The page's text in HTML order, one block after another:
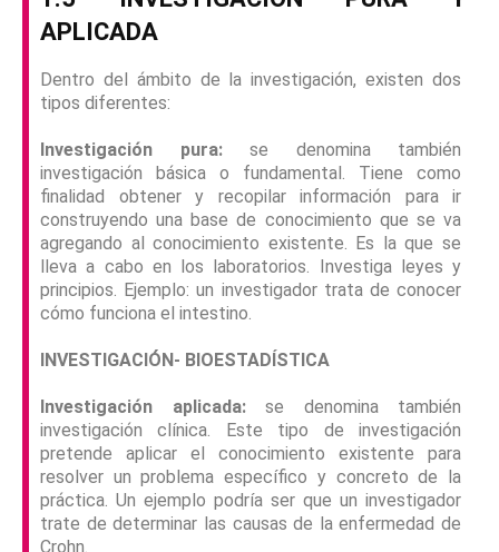
APLICADA
Dentro del ámbito de la investigación, existen dos
tipos diferentes:
Investigación pura: se denomina también
investigación básica o fundamental. Tiene como
finalidad obtener y recopilar información para ir
construyendo una base de conocimiento que se va
agregando al conocimiento existente. Es la que se
lleva a cabo en los laboratorios. Investiga leyes y
principios. Ejemplo: un investigador trata de conocer
cómo funciona el intestino.
INVESTIGACIÓN- BIOESTADÍSTICA
Investigación aplicada: se denomina también
investigación clínica. Este tipo de investigación
pretende aplicar el conocimiento existente para
resolver un problema específico y concreto de la
práctica. Un ejemplo podría ser que un investigador
trate de determinar las causas de la enfermedad de
Crohn.